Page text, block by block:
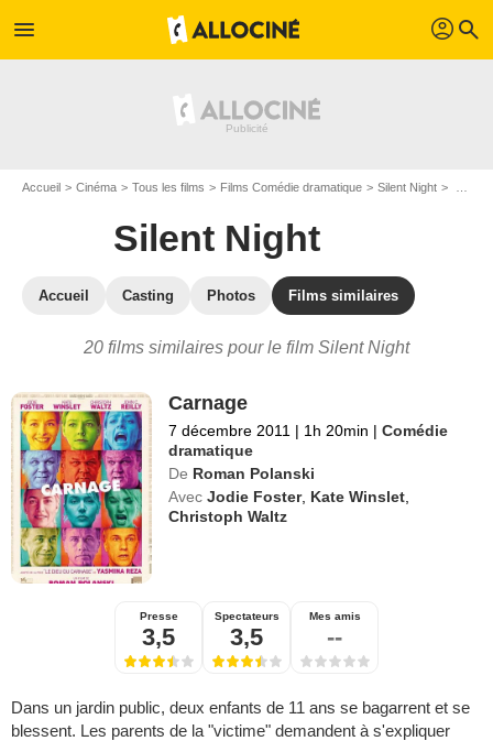
menu profil search
Accueil Cinéma Tous les films Films Comédie dramatique Silent Night
Silent Night
Accueil Casting Photos Films similaires
20 films similaires pour le film Silent Night
Carnage
7 décembre 2011 | 1h 20min | Comédie
dramatique
De Roman Polanski
Avec Jodie Foster, Kate Winslet
Christoph Waltz
Presse
3,5
Spectateurs
3,5
Mes amis
--
Dans un jardin public, deux enfants de 11 ans se bagarrent et se
blessent. Les parents de la "victime" demandent à s'expliquer